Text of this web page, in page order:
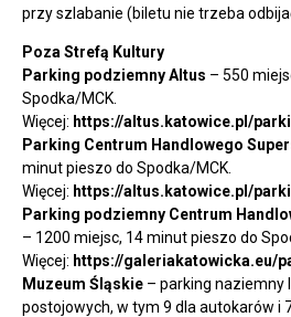
przy szlabanie (biletu nie trzeba
Poza Strefą Kultury
Parking podziemny Altus – 550
Spodka/MCK.
Więcej: https://altus.katowice.pl/
Parking Centrum Handlowego
minut pieszo do Spodka/MCK.
Więcej: https://altus.katowice.pl/
Parking podziemny Centrum
– 1200 miejsc, 14 minut pieszo do
Więcej: https://galeriakatowicka.eu/
Muzeum Śląskie – parking naziemny
postojowych, w tym 9 dla autokarów i